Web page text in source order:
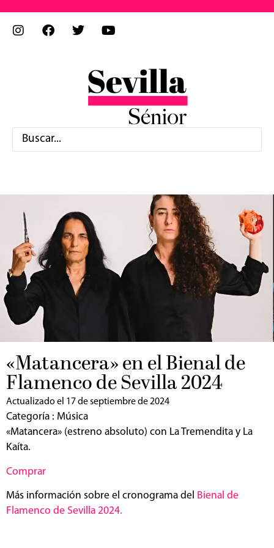
«Matancera» en el Bienal de
Flamenco de Sevilla 2024
Actualizado el 17 de septiembre de 2024
Categoría : Música
«Matancera» (estreno absoluto) con La Tremendita y La
Kaíta.
Comprar
Más información sobre el cronograma del Bienal de
Flamenco de Sevilla 2024.